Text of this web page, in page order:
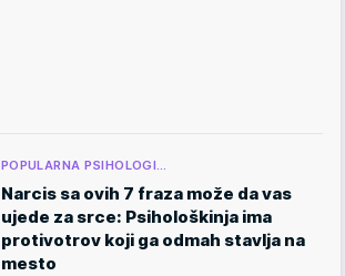
POPULARNA PSIHOLOGI…
Narcis sa ovih 7 fraza može da vas
ujede za srce: Psihološkinja ima
protivotrov koji ga odmah stavlja na
mesto